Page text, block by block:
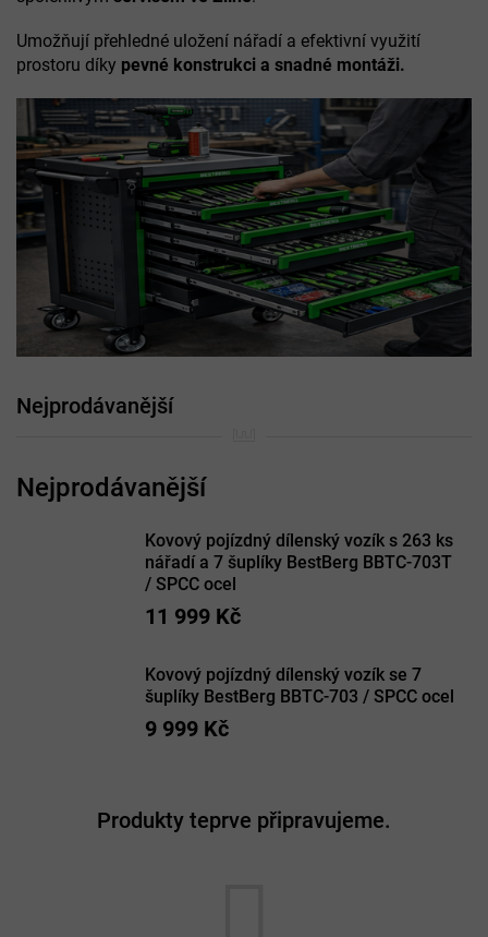
Umožňují přehledné uložení nářadí a efektivní využití
prostoru díky pevné konstrukci a snadné montáži.
Nejprodávanější
Kovový pojízdný dílenský vozík s 263 ks
nářadí a 7 šuplíky BestBerg BBTC-703T
/ SPCC ocel
11 999 Kč
Kovový pojízdný dílenský vozík se 7
šuplíky BestBerg BBTC-703 / SPCC ocel
9 999 Kč
Produkty teprve připravujeme.